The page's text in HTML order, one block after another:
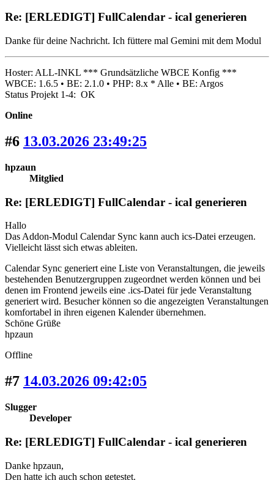
Re: [ERLEDIGT] FullCalendar - ical generieren
Danke für deine Nachricht. Ich füttere mal Gemini mit dem Modul
Hoster: ALL-INKL *** Grundsätzliche WBCE Konfig ***
WBCE: 1.6.5 • BE: 2.1.0 • PHP: 8.x * Alle • BE: Argos
Status Projekt 1-4: OK
Online
#6 13.03.2026 23:49:25
hpzaun
Mitglied
Re: [ERLEDIGT] FullCalendar - ical generieren
Hallo
Das Addon-Modul Calendar Sync kann auch ics-Datei erzeugen.
Vielleicht lässt sich etwas ableiten.
Calendar Sync generiert eine Liste von Veranstaltungen, die jeweils
bestehenden Benutzergruppen zugeordnet werden können und bei
denen im Frontend jeweils eine .ics-Datei für jede Veranstaltung
generiert wird. Besucher können so die angezeigten Veranstaltungen
komfortabel in ihren eigenen Kalender übernehmen.
Schöne Grüße
hpzaun
Offline
#7 14.03.2026 09:42:05
Slugger
Developer
Re: [ERLEDIGT] FullCalendar - ical generieren
Danke hpzaun,
Den hatte ich auch schon getestet.